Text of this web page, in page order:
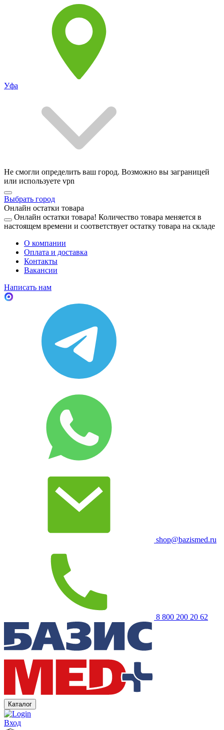
Уфа
Не смогли определить ваш город. Возможно вы заграницей
или используете vpn
Выбрать город
Онлайн остатки товара
Онлайн остатки товара! Количество товара меняется в
настоящем времени и соответствует остатку товара на складе
О компании
Оплата и доставка
Контакты
Вакансии
Написать нам
shop@bazismed.ru
8 800 200 20 62
Каталог
Вход